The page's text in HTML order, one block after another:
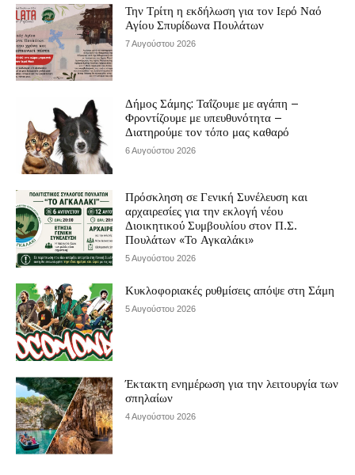
Την Τρίτη η εκδήλωση για τον Ιερό Ναό
Αγίου Σπυρίδωνα Πουλάτων
7 Αυγούστου 2026
Δήμος Σάμης: Ταΐζουμε με αγάπη –
Φροντίζουμε με υπευθυνότητα –
Διατηρούμε τον τόπο μας καθαρό
6 Αυγούστου 2026
Πρόσκληση σε Γενική Συνέλευση και
αρχαιρεσίες για την εκλογή νέου
Διοικητικού Συμβουλίου στον Π.Σ.
Πουλάτων «Το Αγκαλάκι»
5 Αυγούστου 2026
Κυκλοφοριακές ρυθμίσεις απόψε στη Σάμη
5 Αυγούστου 2026
Έκτακτη ενημέρωση για την λειτουργία των
σπηλαίων
4 Αυγούστου 2026